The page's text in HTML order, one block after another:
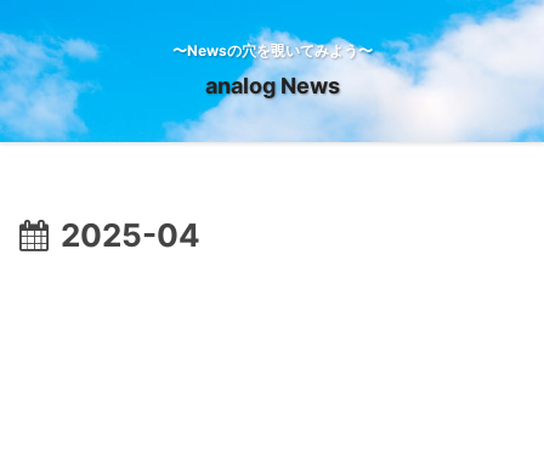
〜Newsの穴を覗いてみよう〜
analog News
2025-04